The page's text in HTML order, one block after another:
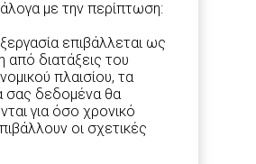
με την περίπτωση:
επιβάλλεται ως
διατάξεις του
πλαισίου, τα
σας δεδομένα θα
για όσο χρονικό
οι σχετικές